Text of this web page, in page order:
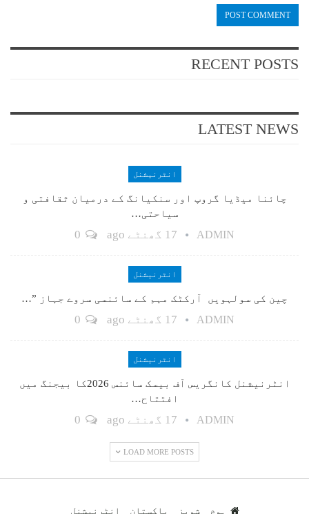
RECENT POSTS
LATEST NEWS
انٹرنیشنل
چائنا میڈیا گروپ اور سنکیانگ کے درمیان ثقافتی و
سیاحتی…
ADMIN 17 گھنٹے ago
انٹرنیشنل
چین کی سولہویں آرکٹک مہم کے سائنسی سروے جہاز ”…
ADMIN 17 گھنٹے ago
انٹرنیشنل
انٹرنیشنل کانگریس آف بیسک سائنس 2026کا بیجنگ میں
افتتاح…
ADMIN 17 گھنٹے ago
LOAD MORE POSTS
ہوم شوبز پاکستان انٹرنیشنل